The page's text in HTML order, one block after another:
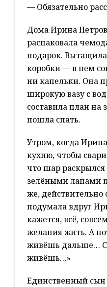
— Обязательно
Дома Ирина
распаковала
подарок.
коробки — в нем
ни капельки. Она
широкую вазу с
составила план
пошла спать.
Утром, когда
кухню, чтобы
что шар раскрылся
зелёными лапами
же,
подумала вдруг
кажется, всё,
желания жить. А
живёшь дальше…
живёшь…»
Единственный